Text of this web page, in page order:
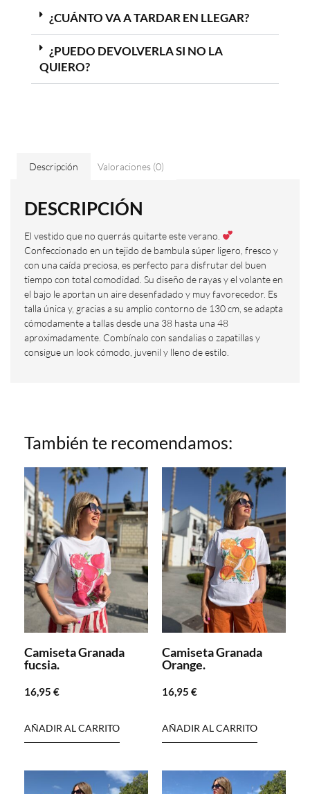
¿CUÁNTO VA A TARDAR EN LLEGAR?
¿PUEDO DEVOLVERLA SI NO LA
QUIERO?
Descripción Valoraciones (0)
DESCRIPCIÓN
El vestido que no querrás quitarte este verano.
Confeccionado en un tejido de bambula súper ligero, fresco y
con una caída preciosa, es perfecto para disfrutar del buen
tiempo con total comodidad. Su diseño de rayas y el volante en
el bajo le aportan un aire desenfadado y muy favorecedor. Es
talla única y, gracias a su amplio contorno de 130 cm, se adapta
cómodamente a tallas desde una 38 hasta una 48
aproximadamente. Combínalo con sandalias o zapatillas y
consigue un look cómodo, juvenil y lleno de estilo.
También te recomendamos:
Camiseta Granada
fucsia.
16,95 €
AÑADIR AL CARRITO
Camiseta Granada
Orange.
16,95 €
AÑADIR AL CARRITO